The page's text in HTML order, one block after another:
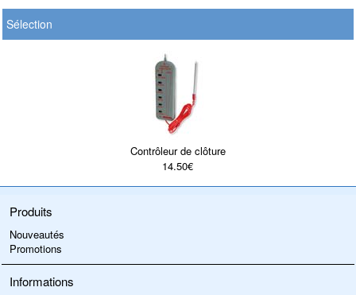
Sélection
Contrôleur de clôture
14.50€
Produits
Nouveautés
Promotions
Informations